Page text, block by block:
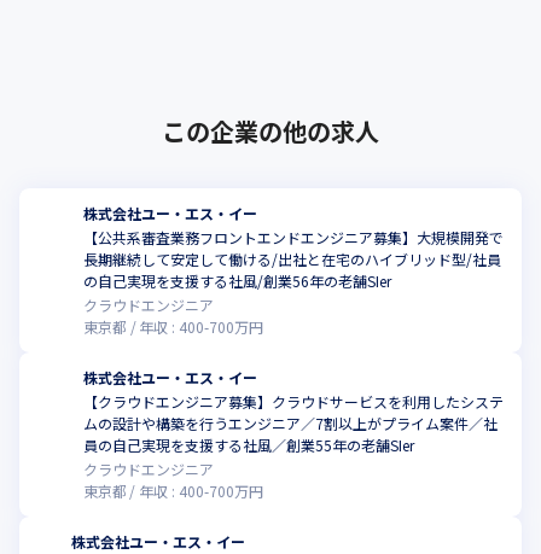
この企業の他の求人
株式会社ユー・エス・イー
【公共系審査業務フロントエンドエンジニア募集】大規模開発で
長期継続して安定して働ける/出社と在宅のハイブリッド型/社員
の自己実現を支援する社風/創業56年の老舗SIer
クラウドエンジニア
東京都
年収 : 400-700万円
株式会社ユー・エス・イー
【クラウドエンジニア募集】クラウドサービスを利用したシステ
ムの設計や構築を行うエンジニア／7割以上がプライム案件／社
員の自己実現を支援する社風／創業55年の老舗SIer
クラウドエンジニア
東京都
年収 : 400-700万円
株式会社ユー・エス・イー